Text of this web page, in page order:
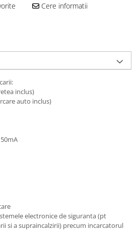
Cere informatii
inclus)
auto inclus)
electronice de siguranta (pt
si a supraincalzirii) precum incarcatorul